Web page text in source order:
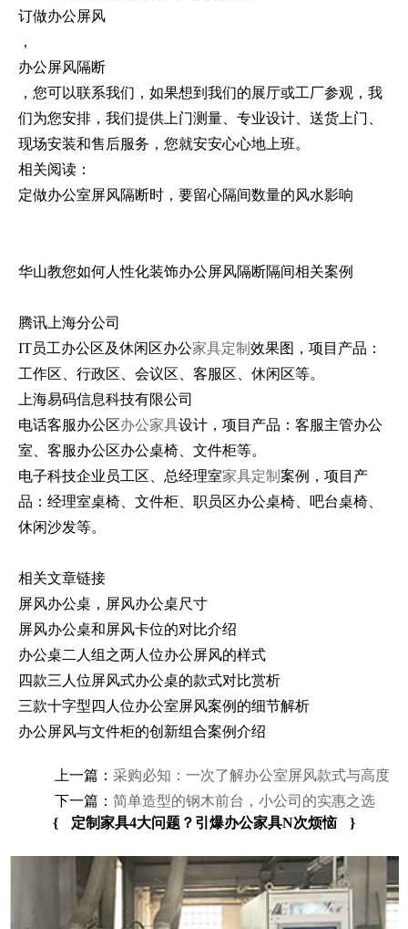
订做办公屏风
，
办公屏风隔断
，您可以联系我们，如果想到我们的展厅或工厂参观，我
们为您安排，我们提供上门测量、专业设计、送货上门、
现场安装和售后服务，您就安安心心地上班。
相关阅读：
定做办公室屏风隔断时，要留心隔间数量的风水影响
华山教您如何人性化装饰办公屏风隔断隔间相关案例
腾讯上海分公司
IT员工办公区及休闲区办公家具定制 效果图，项目产品：
工作区、行政区、会议区、客服区、休闲区等。
上海易码信息科技有限公司
电话客服办公区办公家具设计，项目产品：客服主管办公
室、客服办公区办公桌椅、文件柜等。
电子科技企业员工区、总经理室家具定制 案例，项目产
品：经理室桌椅、文件柜、职员区办公桌椅、吧台桌椅、
休闲沙发等。
相关文章链接
屏风办公桌，屏风办公桌尺寸
屏风办公桌和屏风卡位的对比介绍
办公桌二人组之两人位办公屏风的样式
四款三人位屏风式办公桌的款式对比赏析
三款十字型四人位办公室屏风案例的细节解析
办公屏风与文件柜的创新组合案例介绍
上一篇： 采购必知：一次了解办公室屏风款式与高度
下一篇： 简单造型的钢木前台，小公司的实惠之选
{
定制家具4大问题？引爆办公家具N次烦恼 }